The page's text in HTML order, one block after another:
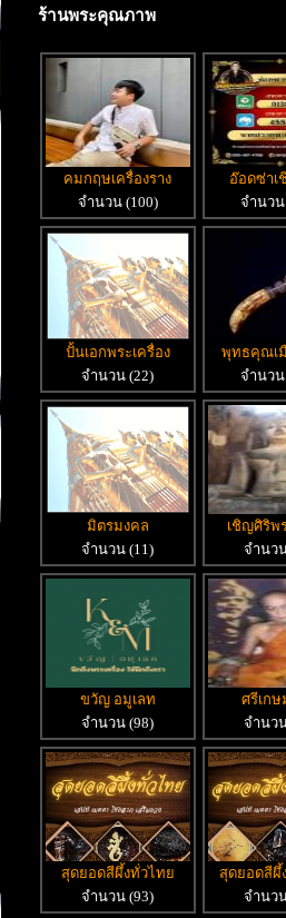
ร้านพระคุณภาพ
คมกฤษเครื่องราง
จำนวน (100)
อ๊อดซ่าเ
จำนวน
ปั้นเอกพระเครื่อง
จำนวน (22)
พุทธคุณเ
จำนวน
มิตรมงคล
จำนวน (11)
เชิญศิริพ
จำนว
ขวัญ อมูเลท
จำนวน (98)
ศรีเก
จำนว
สุดยอดสีผึ้งทั่วไทย
จำนวน (93)
สุดยอดสีผึ้
จำนว